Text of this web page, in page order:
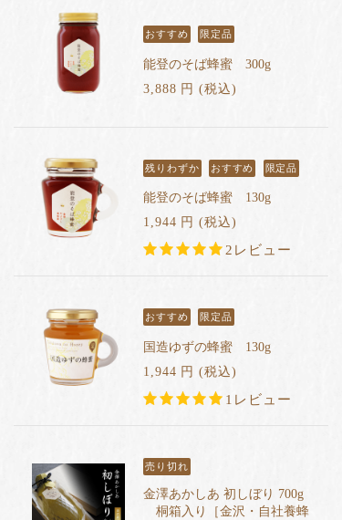
おすすめ 限定品
能登のそば蜂蜜 300g
3,888 円 (税込)
残りわずか おすすめ 限定品
能登のそば蜂蜜 130g
1,944 円 (税込)
2レビュー
おすすめ 限定品
国造ゆずの蜂蜜 130g
1,944 円 (税込)
1レビュー
売り切れ
金澤あかしあ 初しぼり 700g
桐箱入り［金沢・自社養蜂